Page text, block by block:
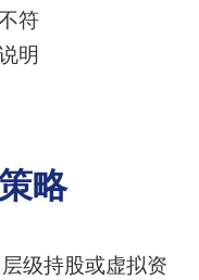
符
明
略
级持股或虚拟资